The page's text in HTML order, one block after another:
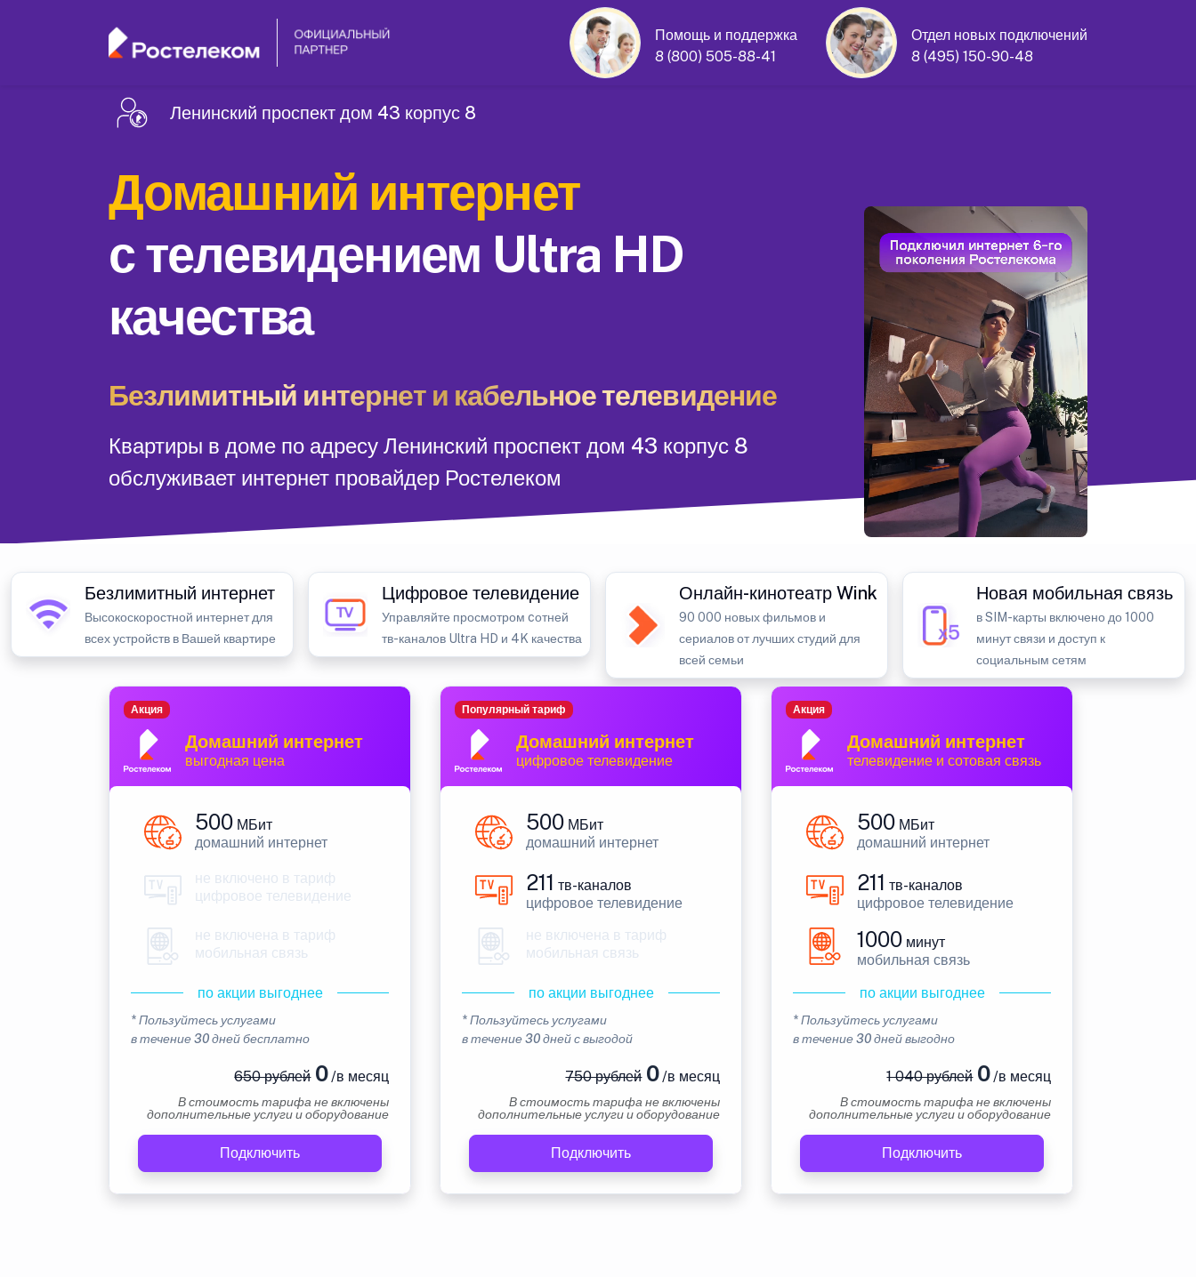
Помощь и поддержка
8 (800) 505-88-41
Отдел новых подключений
8 (495) 150-90-48
Ленинский проспект дом 43 корпус 8
Домашний интернет
с телевидением Ultra HD
качества
Безлимитный интернет и кабельное телевидение
Квартиры в доме по адресу Ленинский проспект дом 43 корпус 8
обслуживает интернет провайдер Ростелеком
Безлимитный интернет
Высокоскоростной интернет для
всех устройств в Вашей квартире
Цифровое телевидение
Управляйте просмотром cотней
тв-каналов Ultra HD и 4K качества
Онлайн-кинотеатр Wink
90 000 новых фильмов и
сериалов от лучших студий для
всей семьи
Новая мобильная связь
в SIM-карты включено до 1000
минут связи и доступ к
социальным сетям
Домашний интернет
выгодная цена
Акция
500 МБит
домашний интернет
не включено в тариф
цифровое телевидение
не включена в тариф
мобильная связь
по акции выгоднее
* Пользуйтесь услугами
в течение 30 дней бесплатно
650 рублей0/в месяц
В стоимость тарифа не включены
дополнительные услуги и оборудование
Подключить
Домашний интернет
цифровое телевидение
Популярный тариф
500 МБит
домашний интернет
211 тв-каналов
цифровое телевидение
не включена в тариф
мобильная связь
по акции выгоднее
* Пользуйтесь услугами
в течение 30 дней с выгодой
750 рублей0/в месяц
В стоимость тарифа не включены
дополнительные услуги и оборудование
Подключить
Домашний интернет
телевидение и сотовая связь
Акция
500 МБит
домашний интернет
211 тв-каналов
цифровое телевидение
1000 минут
мобильная связь
по акции выгоднее
* Пользуйтесь услугами
в течение 30 дней выгодно
1 040 рублей0/в месяц
В стоимость тарифа не включены
дополнительные услуги и оборудование
Подключить